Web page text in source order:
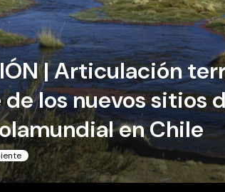
| Articulación
de los nuevos sitios
en Chile